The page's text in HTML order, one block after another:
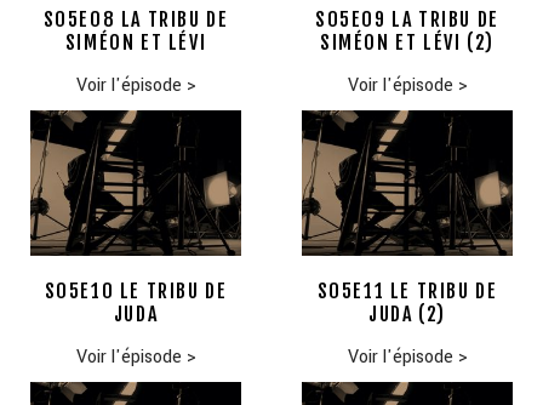
S05E08 LA TRIBU DE
SIMÉON ET LÉVI
Voir l'épisode >
S05E09 LA TRIBU DE
SIMÉON ET LÉVI (2)
Voir l'épisode >
S05E10 LE TRIBU DE
JUDA
Voir l'épisode >
S05E11 LE TRIBU DE
JUDA (2)
Voir l'épisode >